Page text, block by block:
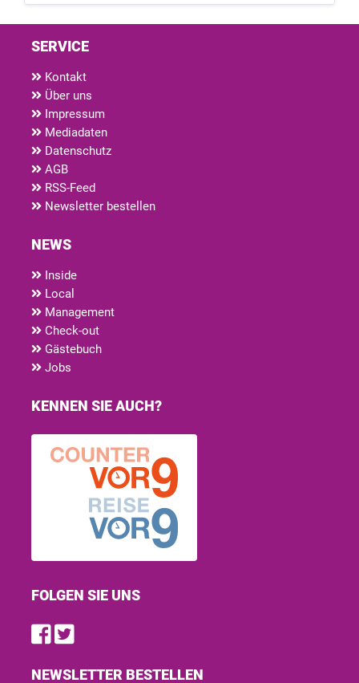
SERVICE
Kontakt
Über uns
Impressum
Mediadaten
Datenschutz
AGB
RSS-Feed
Newsletter bestellen
NEWS
Inside
Local
Management
Check-out
Gästebuch
Jobs
KENNEN SIE AUCH?
FOLGEN SIE UNS
Find us on Facebook
Follow us on Twitter
NEWSLETTER BESTELLEN